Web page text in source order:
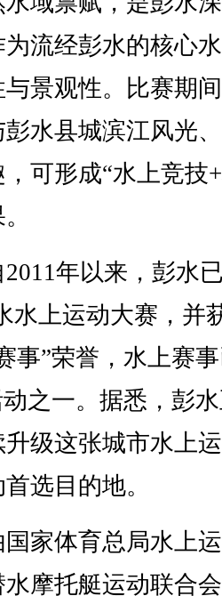
流经彭水的核心
景观性。比赛期
水县城滨江风光
可形成“水上竞技
年以来，彭水
水上运动大赛，并
事”荣誉，水上赛
之一。据悉，彭
级这张城市水上
选目的地。
体育总局水上运
摩托艇运动联合